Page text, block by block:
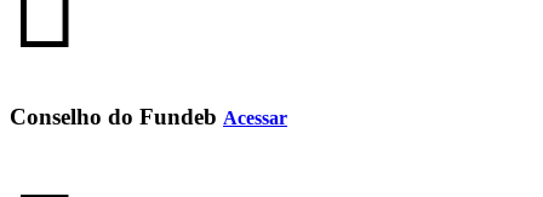
Conselho do Fundeb Acessar